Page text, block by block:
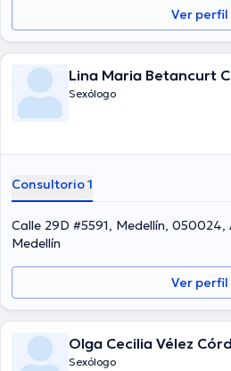
Ver perfil
Lina Maria Betancurt
Sexólogo
Consultorio 1
Calle 29D #5591, Medellín,
Medellín
Ver perfil
Olga Cecilia Vélez
Sexólogo